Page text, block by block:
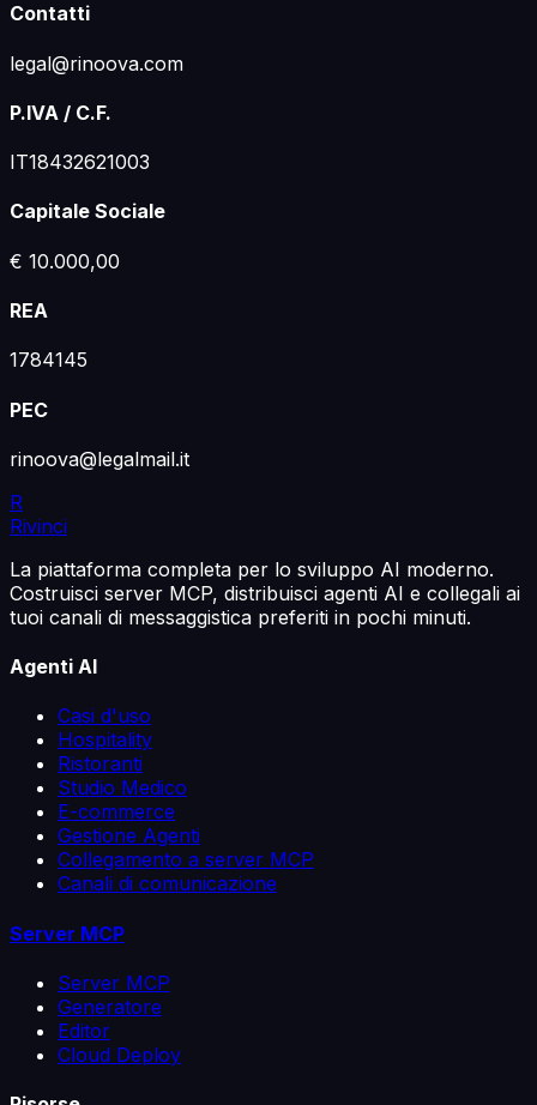
Contatti
legal@rinoova.com
P.IVA / C.F.
IT18432621003
Capitale Sociale
€ 10.000,00
REA
1784145
PEC
rinoova@legalmail.it
R
Rivinci
La piattaforma completa per lo sviluppo AI moderno.
Costruisci server MCP, distribuisci agenti AI e collegali ai
tuoi canali di messaggistica preferiti in pochi minuti.
Agenti AI
Casi d'uso
Hospitality
Ristoranti
Studio Medico
E-commerce
Gestione Agenti
Collegamento a server MCP
Canali di comunicazione
Server MCP
Server MCP
Generatore
Editor
Cloud Deploy